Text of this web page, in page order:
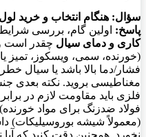
سؤال: هنگام انتخاب و خرید
پاسخ: اولین گام، بررسی شرایط
کاری و دمای سیال چقدر است
(خورنده، سمی، ویسکوز، تمیز
فشار/دما بالا باشد یا سیال
مغناطیسی بروید. نکته بعدی
فلزی باید مقاومت لازم در
فولاد ضدزنگ برای مواد
(معمولاً شیشه بوروسیلیکات)